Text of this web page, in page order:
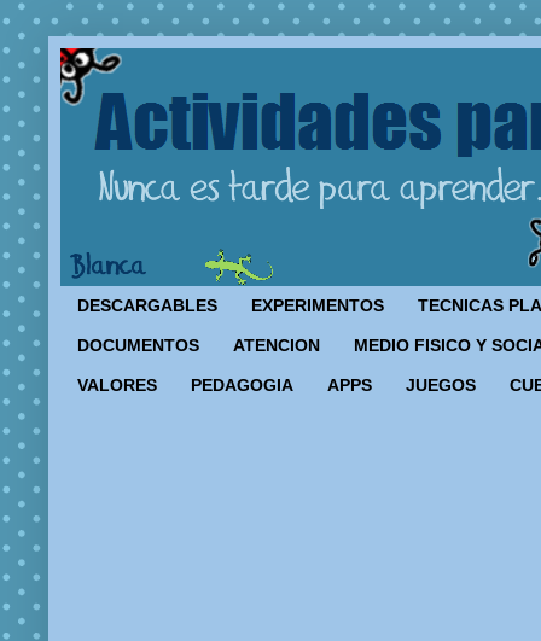
DESCARGABLES EXPERIMENTOS TECNICAS
DOCUMENTOS ATENCION MEDIO FISICO Y
VALORES PEDAGOGIA APPS JUEGOS